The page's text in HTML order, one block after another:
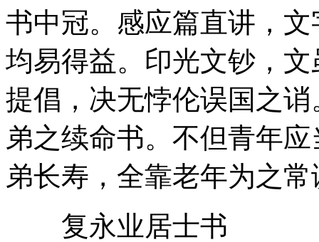
书中冠。感应篇直讲，
均易得益。印光文钞，
提倡，决无悖伦误国之
弟之续命书。不但青年
弟长寿，全靠老年为之
复永业居士书